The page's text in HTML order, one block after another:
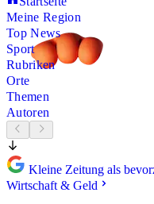
Meine Region
Top News
Sport
Rubriken
Orte
Themen
Autoren
Kleine Zeitung als
Wirtschaft & Geld